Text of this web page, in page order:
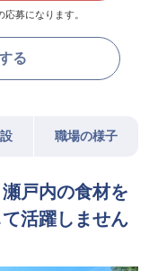
募になります。
る
職場の様子
戸内の食材を
活躍しません